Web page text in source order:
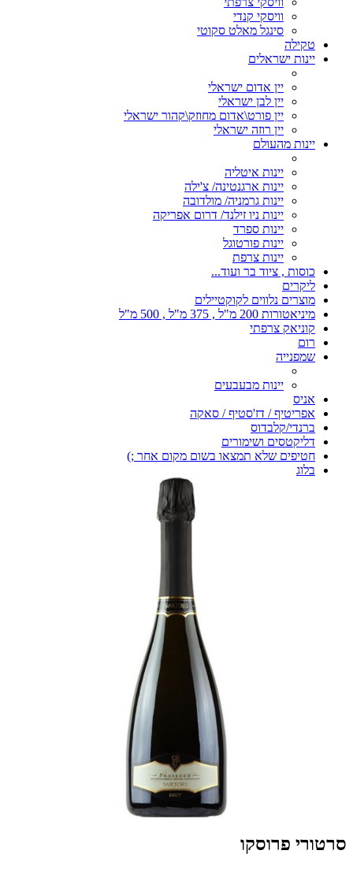
וויסקי קנדי
סינגל מאלט סקוטי
טקילה
יינות ישראלים
יין אדום ישראלי
יין לבן ישראלי
יין פורט\אדום מחוזק\קהור ישראלי
יין רוזה ישראלי
יינות מהעולם
יינות איטליה
יינות ארגנטינה/ צ'ילה
יינות גרמניה/ מולדובה
יינות ניו זילנד/ דרום אפריקה
יינות ספרד
יינות פורטוגל
יינות צרפת
כוסות , ציוד בר ועוד...
ליקרים
מוצרים נלווים לקוקטיילים
מיניאטורות 200 מ"ל , 375 מ"ל , 500 מ"ל
קוניאק צרפתי
רום
שמפנייה
יינות מבעבעים
אניס
אפריטיף / דז'סטיף / סאקה
ברנדי/קלבדוס
דליקטסים ושימורים
חטיפים שלא תמצאו בשום מקום אחר ;)
בלוג
סרטורי פרוסקו